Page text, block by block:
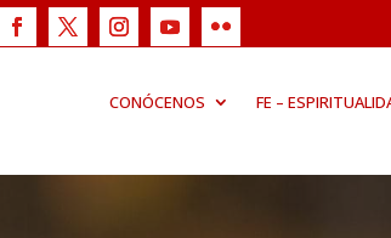
CONÓCENOS FE –